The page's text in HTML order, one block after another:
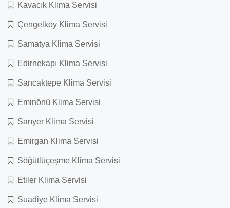
Kavacık Klima Servisi
Çengelköy Klima Servisi
Samatya Klima Servisi
Edirnekapı Klima Servisi
Sancaktepe Klima Servisi
Eminönü Klima Servisi
Sarıyer Klima Servisi
Emirgan Klima Servisi
Söğütlüçeşme Klima Servisi
Etiler Klima Servisi
Suadiye Klima Servisi